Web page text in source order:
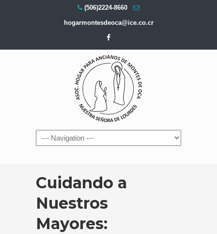
(506)2224-8660
hogarmontesdeoca@ice.co.cr
Navigation
Cuidando a
Nuestros
Mayores: